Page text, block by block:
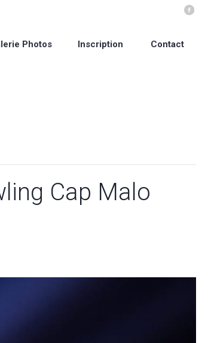
Photos Inscription Contact
Cap Malo